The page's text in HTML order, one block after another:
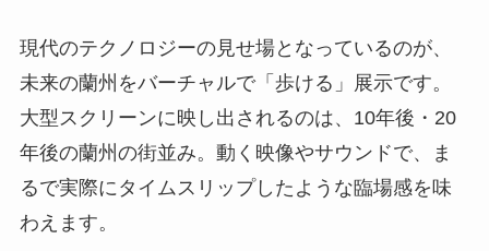
現代のテクノロジーの見せ場となっているのが、
未来の蘭州をバーチャルで「歩ける」展示です。
大型スクリーンに映し出されるのは、10年後・20
年後の蘭州の街並み。動く映像やサウンドで、ま
るで実際にタイムスリップしたような臨場感を味
わえます。